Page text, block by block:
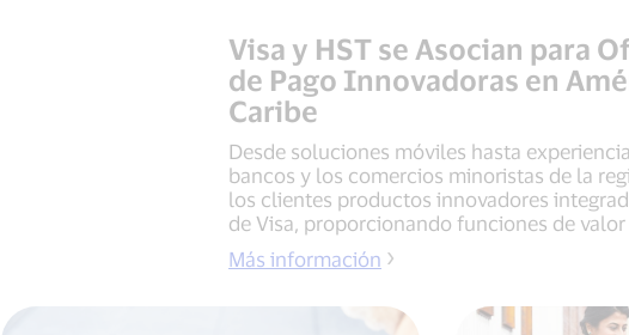
Visa y HST se Asocian para
de Pago Innovadoras en
Caribe
Desde soluciones móviles hasta
bancos y los comercios minoristas de la
los clientes productos innovadores
de Visa, proporcionando funciones de
Más información